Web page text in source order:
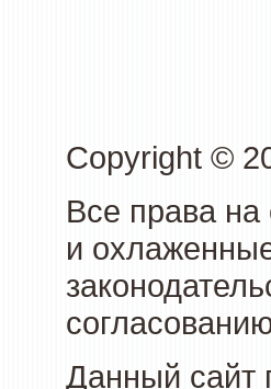
Copyright ©
Все права
и
Данный сайт